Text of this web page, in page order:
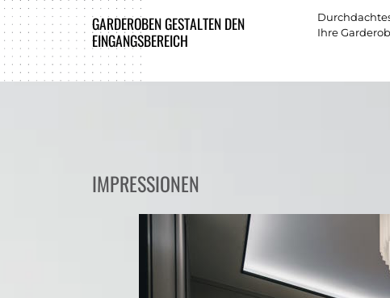
GARDEROBEN GESTALTEN DEN
EINGANGSBEREICH
Ihre
IMPRESSIONEN